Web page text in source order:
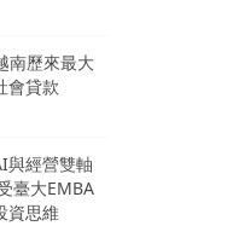
南歷來最大
會貸款
與經營雙軸
臺大EMBA
資思維